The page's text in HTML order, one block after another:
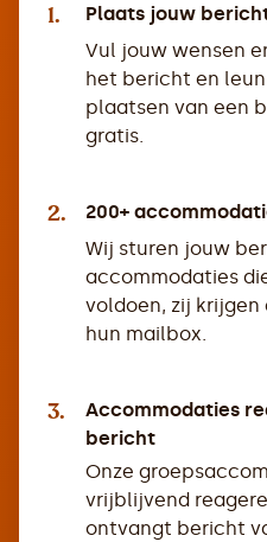
1.
Plaats jouw
Vul jouw wensen
het bericht en
plaatsen van een
gratis.
2.
200+
Wij sturen jouw
accommodaties
voldoen, zij
hun mailbox.
3.
Accommodaties
bericht
Onze
vrijblijvend
ontvangt bericht